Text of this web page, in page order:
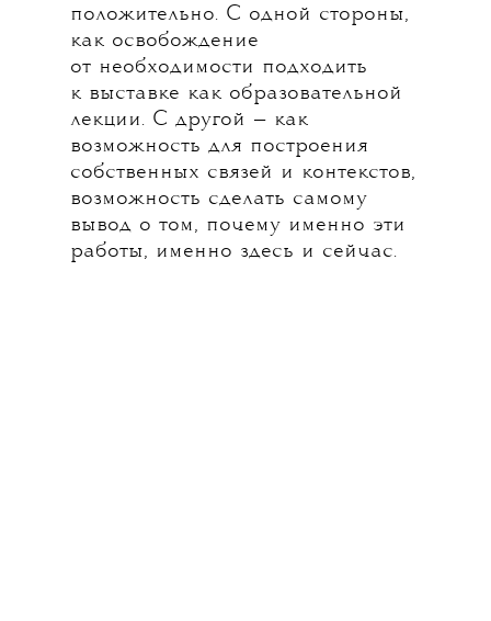
положительно. С одной стороны,
как освобождение
от необходимости подходить
к выставке как образовательной
лекции. С другой — как
возможность для построения
собственных связей и контекстов,
возможность сделать самому
вывод о том, почему именно эти
работы, именно здесь и сейчас.